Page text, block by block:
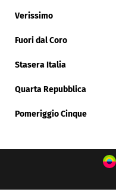
Verissimo
Fuori dal Coro
Stasera Italia
Quarta Repubblica
Pomeriggio Cinque